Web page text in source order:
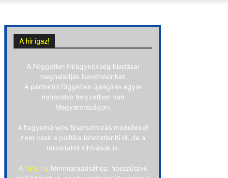
A hír igaz!
A Független Hírügynökség kiadásai
meghaladják bevételeinket.
A pártoktól független újságírás egyre
nehezebb helyzetben van
Magyarországon.
A hagyományos finanszírozás modelleket
nem csak a politika lehetetleníti el, de a
társadalmi kihívások is.
A fuhu.hu fennmaradásához, hosszútávú